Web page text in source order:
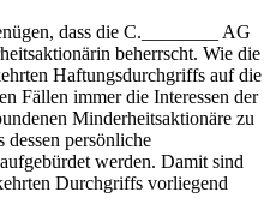
dass die C.________ AG
beherrscht. Wie die
Haftungsdurchgriffs auf die
Fällen immer die Interessen der
Minderheitsaktionäre zu
dessen persönliche
werden. Damit sind
Durchgriffs vorliegend